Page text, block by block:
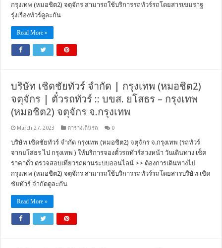
กรุงเทพ (หมอชิต2) จตุจักร สามารถใช้บริการรถทัวร์รถโดยสารเขมราฐ
รุ่งเรืองทัวร์ดูละกัน
Read More »
บริษัท เชิดชัยทัวร์ จำกัด | กรุงเทพ (หมอชิต2)
จตุจักร | ตั๋วรถทัวร์ :: บขส. ยโสธร – กรุงเทพ
(หมอชิต2) จตุจักร จ.กรุงเทพ
March 27, 2023 ตารางเดินรถ 0
บริษัท เชิดชัยทัวร์ จำกัด กรุงเทพ (หมอชิต2) จตุจักร จ.กรุงเทพ (รถทัวร์
จากยโสธร ไป กรุงเทพ ) ให้บริการจองตั๋วรถทัวร์ล่วงหน้า วันเดินทาง เช็ค
ราคาตั๋ว ตรวจสอบเที่ยวรถผ่านระบบออนไลน์ >> ต้องการเดินทางไป
กรุงเทพ (หมอชิต2) จตุจักร สามารถใช้บริการรถทัวร์รถโดยสารบริษัท เชิด
ชัยทัวร์ จำกัดดูละกัน
Read More »